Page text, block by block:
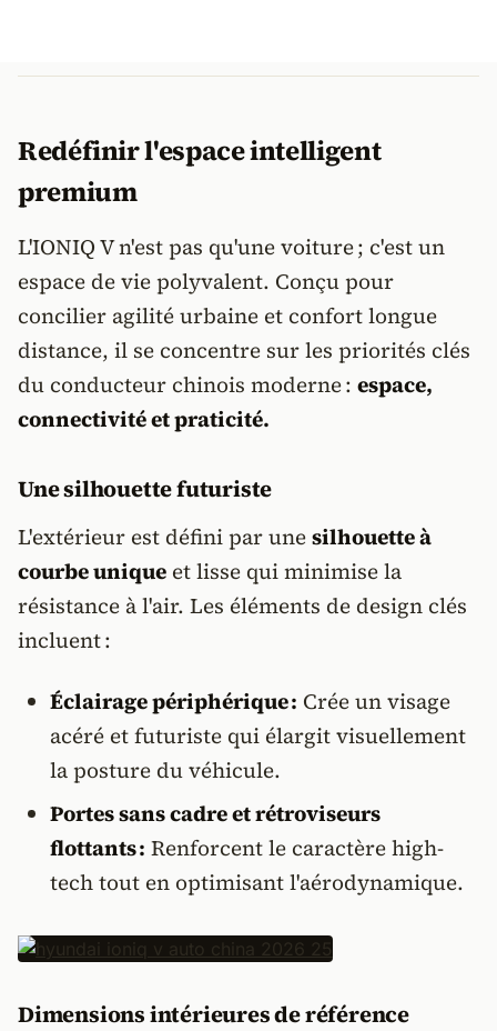
Redéfinir l'espace intelligent
premium
L'IONIQ V n'est pas qu'une voiture ; c'est un
espace de vie polyvalent. Conçu pour
concilier agilité urbaine et confort longue
distance, il se concentre sur les priorités clés
du conducteur chinois moderne : espace,
connectivité et praticité.
Une silhouette futuriste
L'extérieur est défini par unesilhouette à
courbe unique et lisse qui minimise la
résistance à l'air. Les éléments de design clés
incluent :
Éclairage périphérique : Crée un visage
acéré et futuriste qui élargit visuellement
la posture du véhicule.
Portes sans cadre et rétroviseurs
flottants : Renforcent le caractère high-
tech tout en optimisant l'aérodynamique.
Dimensions intérieures de référence